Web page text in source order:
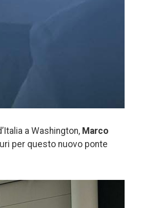
a Washington, Marco
per questo nuovo ponte